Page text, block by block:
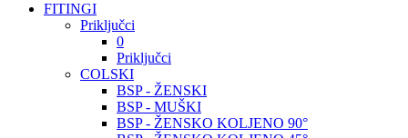
FITINGI
Priključci
0
Priključci
COLSKI
BSP - ŽENSKI
BSP - MUŠKI
BSP - ŽENSKO KOLJENO 90°